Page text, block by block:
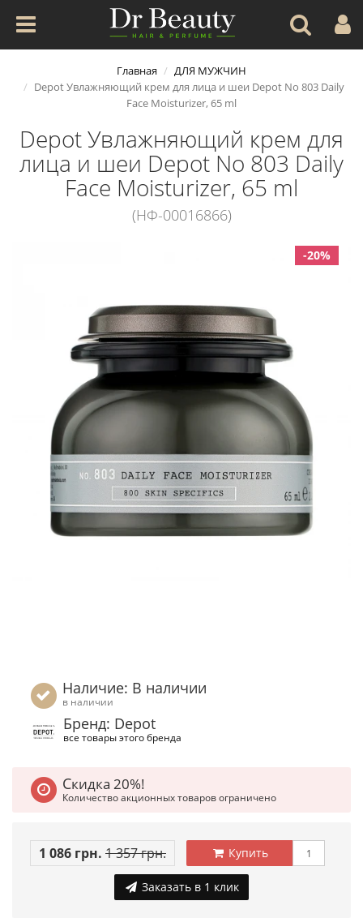
Главная
ДЛЯ МУЖЧИН
Depot Увлажняющий крем для лица и шеи Depot No 803 Daily
Face Moisturizer, 65 ml
Depot Увлажняющий крем для
лица и шеи Depot No 803 Daily
Face Moisturizer, 65 ml
(НФ-00016866)
-20%
Наличие: В наличии
в наличии
Бренд: Depot
все товары этого бренда
Скидка 20%!
Количество акционных товаров ограничено
1 086 грн. 1 357 грн. Купить
Заказать в 1 клик